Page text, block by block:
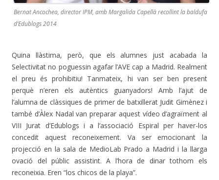
Bernat Ancochea, director IPM, amb Margalida Capellà recollint la baldufa
d’Edublogs 2014
Quina llàstima, però, que els alumnes just acabada la
Selectivitat no poguessin agafar l’AVE cap a Madrid. Realment
el preu és prohibitiu! Tanmateix, hi van ser ben present
perquè n’eren els autèntics guanyadors! Amb l’ajut de
l’alumna de clàssiques de primer de batxillerat Judit Gimènez i
també d’Àlex Nadal van preparar aquest vídeo d’agraïment al
VIII Jurat d’Edublogs i a l’associació Espiral per haver-los
concedit aquest reconeixement. Va ser emocionant la
projecció en la sala de MedioLab Prado a Madrid i la llarga
ovació del públic assistint. A l’hora de dinar tothom els
reconeixia. Eren “los chicos de la playa”.